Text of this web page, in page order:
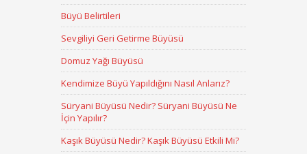
Büyü Belirtileri
Sevgiliyi Geri Getirme Büyüsü
Domuz Yağı Büyüsü
Kendimize Büyü Yapıldığını Nasıl Anlarız?
Süryani Büyüsü Nedir? Süryani Büyüsü Ne
İçin Yapılır?
Kaşık Büyüsü Nedir? Kaşık Büyüsü Etkili Mi?